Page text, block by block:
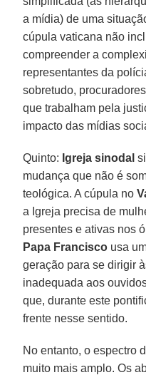
a mídia) de uma
cúpula vaticana não
compreender a
representantes da
sobretudo,
que trabalham pela
impacto das mídias
Quinto: Igreja sinodal
mudança que não é
teológica. A cúpula no
a Igreja precisa de
presentes e ativas nos
Papa Francisco usa
geração para se dirigir
inadequada aos
que, durante este
frente nesse sentido.
No entanto, o espectro
muito mais amplo. Os